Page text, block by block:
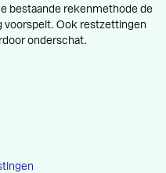
bestaande rekenmethode de
voorspelt. Ook restzettingen
onderschat.